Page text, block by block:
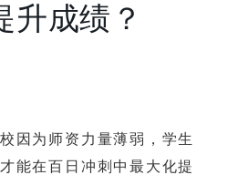
成绩？
因为师资力量薄弱，学生
能在百日冲刺中最大化提